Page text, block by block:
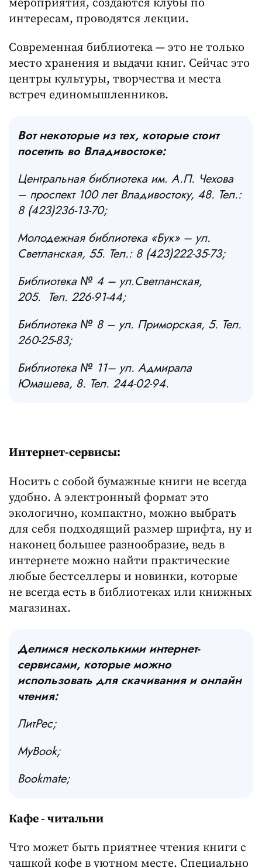
мероприятия, создаются клубы по
интересам, проводятся лекции.
Современная библиотека — это не только
место хранения и выдачи книг. Сейчас это
центры культуры, творчества и места
встреч единомышленников.
Вот некоторые из тех, которые стоит
посетить во Владивостоке:
Центральная библиотека им. А.П. Чехова
– проспект 100 лет Владивостоку, 48. Тел.:
8 (423)236-13-70;
Молодежная библиотека «Бук» – ул.
Светланская, 55. Тел.: 8 (423)222-35-73;
Библиотека № 4 – ул.Светланская,
205. Тел. 226-91-44;
Библиотека № 8 – ул. Приморская, 5. Тел.
260-25-83;
Библиотека № 11– ул. Адмирала
Юмашева, 8. Тел. 244-02-94.
Интернет-сервисы:
Носить с собой бумажные книги не всегда
удобно. А электронный формат это
экологично, компактно, можно выбрать
для себя подходящий размер шрифта, ну и
наконец большее разнообразие, ведь в
интернете можно найти практические
любые бестселлеры и новинки, которые
не всегда есть в библиотеках или книжных
магазинах.
Делимся несколькими интернет-
сервисами, которые можно
использовать для скачивания и онлайн
чтения:
ЛитРес;
MyBook;
Bookmate;
Кафе - читальни
Что может быть приятнее чтения книги с
чашкой кофе в уютном месте. Специально